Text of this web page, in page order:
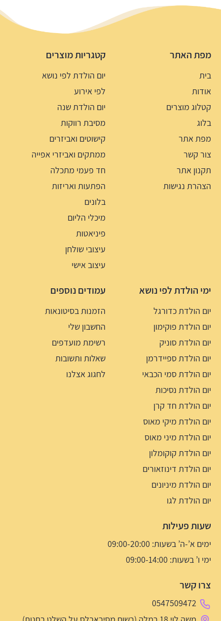
מפת האתר
בית
אודות
קטלוג מוצרים
בלוג
מפת אתר
צור קשר
תקנון אתר
הצהרת נגישות
קטגריות מוצרים
יום הולדת לפי נושא
לפי אירוע
יום הולדת שנה
מסיבת רווקות
קישוטים ואביזרים
ממתקים ואביזרי אפייה
חד פעמי מתכלה
הפתעות ואריזות
בלונים
מיכלי הליום
פיניאטות
עיצובי שולחן
עיצוב אישי
ימי הולדת לפי נושא
יום הולדת כדורגל
יום הולדת פוקימון
יום הולדת סוניק
יום הולדת ספיידרמן
יום הולדת סמי הכבאי
יום הולדת נסיכות
יום הולדת חד קרן
יום הולדת מיקי מאוס
יום הולדת מיני מאוס
יום הולדת קוקומלון
יום הולדת דינוזאורים
יום הולדת מיניונים
יום הולדת לגו
עמודים נוספים
הזמנות בסיטונאות
החשבון שלי
רשימת מועדפים
שאלות ותשובות
לחגוג אצלנו
שעות פעילות
ימים א’-ה’ בשעות: 09:00-20:00
ימי ו’ בשעות: 09:00-14:00
צרו קשר
0547509472